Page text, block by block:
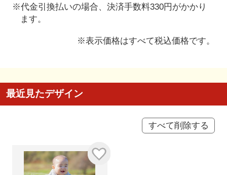
※代金引換払いの場合、決済手数料330円がかかり
ます。
※表示価格はすべて税込価格です。
最近見たデザイン
すべて削除する